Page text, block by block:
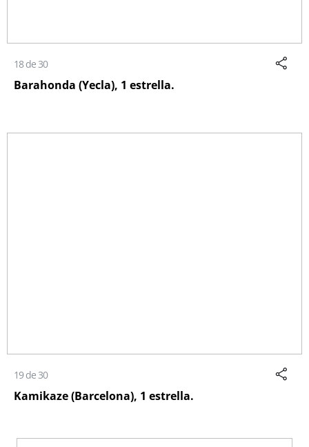
18 de 30
Barahonda (Yecla), 1 estrella.
19 de 30
Kamikaze (Barcelona), 1 estrella.